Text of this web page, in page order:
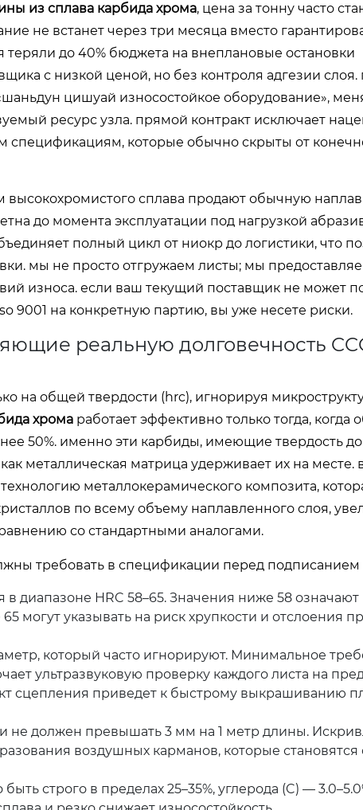
из сплава карбида хрома, цена за тонну часто
не встанет через три месяца вместо
до 40% бюджета на внеплановые остановки
с низкой ценой, но без контроля адгезии слоя.
цишуай износостойкое оборудование»,
ресурс узла. прямой контракт исключает
спецификациям, которые обычно скрыты от
сплава продают обычную
до момента эксплуатации под нагрузкой
полный цикл от ниокр до логистики, что
мы не просто отгружаем листы; мы
износа. если ваш текущий поставщик не может
9001 на конкретную партию, вы уже несете риски.
реальную долговечность
на общей твердости (hrc), игнорируя
хрома работает эффективно только тогда, когда
50%. именно эти карбиды, имеющие твердость до
металлическая матрица удерживает их на месте.
металлокерамического композита,
по всему объему наплавленного слоя,
со стандартными аналогами.
требовать в спецификации перед подписанием
диапазоне HRC 58–65. Значения ниже 58 означают
могут указывать на риск хрупкости и отслоения
который часто игнорируют. Минимальное
ультразвуковую проверку каждого листа на
сцепления приведет к быстрому выкрашиванию
не должен превышать 3 мм на 1 метр длины.
воздушных карманов, которые становятся
строго в пределах 25–35%, углерода (C) —